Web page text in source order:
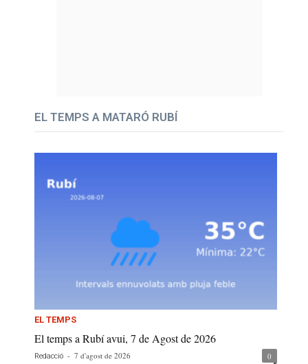
EL TEMPS A MATARÓ RUBÍ
EL TEMPS
El temps a Rubí avui, 7 de Agost de 2026
Redacció - 7 d'agost de 2026 0